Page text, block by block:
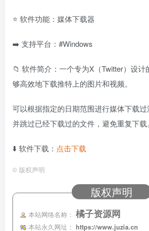
⭐️ 软件功能：媒体下载器
➡️ 支持平台：#Windows
📁 软件简介：一个专为X（Twitter）设
够高效地下载推特上的图片和视频。
可以根据指定的日期范围进行媒体下载
并跳过已经下载过的文件，避免重复下载。
⬇️ 软件下载： 点击下载
© 版权声明
版权声明
本站网络名称： 橘子资源网
本站永久网址：
https://www.juzia.cn